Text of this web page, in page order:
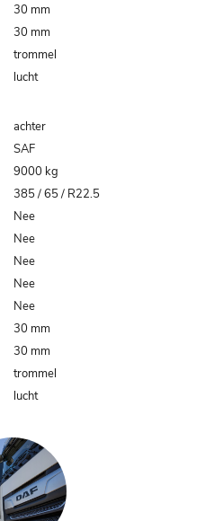
30 mm
30 mm
trommel
lucht
achter
SAF
9000 kg
385 / 65 / R22.5
Nee
Nee
Nee
Nee
Nee
30 mm
30 mm
trommel
lucht